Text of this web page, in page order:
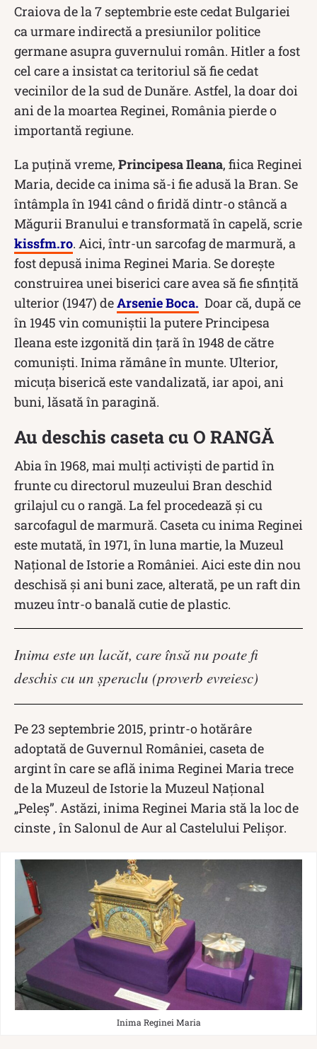
Craiova de la 7 septembrie este cedat Bulgariei
ca urmare indirectă a presiunilor politice
germane asupra guvernului român. Hitler a fost
cel care a insistat ca teritoriul să fie cedat
vecinilor de la sud de Dunăre. Astfel, la doar doi
ani de la moartea Reginei, România pierde o
importantă regiune.
La puțină vreme, Principesa Ileana, fiica Reginei
Maria, decide ca inima să-i fie adusă la Bran. Se
întâmpla în 1941 când o firidă dintr-o stâncă a
Măgurii Branului e transformată în capelă, scrie
kissfm.ro. Aici, într-un sarcofag de marmură, a
fost depusă inima Reginei Maria. Se dorește
construirea unei biserici care avea să fie sfințită
ulterior (1947) deArsenie Boca. Doar că, după ce
în 1945 vin comuniștii la putere Principesa
Ileana este izgonită din țară în 1948 de către
comuniști. Inima rămâne în munte. Ulterior,
micuța biserică este vandalizată, iar apoi, ani
buni, lăsată în paragină.
Au deschis caseta cu O RANGĂ
Abia în 1968, mai mulți activiști de partid în
frunte cu directorul muzeului Bran deschid
grilajul cu o rangă. La fel procedează și cu
sarcofagul de marmură. Caseta cu inima Reginei
este mutată, în 1971, în luna martie, la Muzeul
Național de Istorie a României. Aici este din nou
deschisă și ani buni zace, alterată, pe un raft din
muzeu într-o banală cutie de plastic.
Inima este un lacăt, care însă nu poate fi
deschis cu un şperaclu (proverb evreiesc)
Pe 23 septembrie 2015, printr-o hotărâre
adoptată de Guvernul României, caseta de
argint în care se află inima Reginei Maria trece
de la Muzeul de Istorie la Muzeul Național
„Peleș”. Astăzi, inima Reginei Maria stă la loc de
cinste , în Salonul de Aur al Castelului Pelișor.
Inima Reginei Maria